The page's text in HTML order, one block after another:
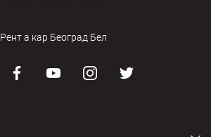
Рент а кар Београд Бел